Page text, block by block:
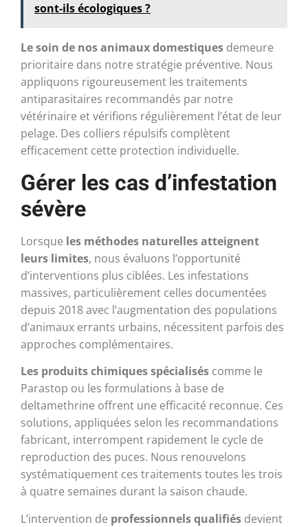
sont-ils écologiques ?
Le soin de nos animaux domestiques demeure
prioritaire dans notre stratégie préventive. Nous
appliquons rigoureusement les traitements
antiparasitaires recommandés par notre
vétérinaire et vérifions régulièrement l’état de leur
pelage. Des colliers répulsifs complètent
efficacement cette protection individuelle.
Gérer les cas d’infestation
sévère
Lorsque les méthodes naturelles atteignent
leurs limites, nous évaluons l’opportunité
d’interventions plus ciblées. Les infestations
massives, particulièrement celles documentées
depuis 2018 avec l’augmentation des populations
d’animaux errants urbains, nécessitent parfois des
approches complémentaires.
Les produits chimiques spécialisés comme le
Parastop ou les formulations à base de
deltamethrine offrent une efficacité reconnue. Ces
solutions, appliquées selon les recommandations
fabricant, interrompent rapidement le cycle de
reproduction des puces. Nous renouvelons
systématiquement ces traitements toutes les trois
à quatre semaines durant la saison chaude.
L’intervention de professionnels qualifiés devient